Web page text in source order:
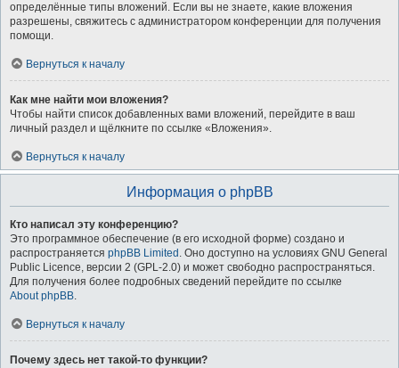
определённые типы вложений. Если вы не знаете, какие вложения
разрешены, свяжитесь с администратором конференции для получения
помощи.
Вернуться к началу
Как мне найти мои вложения?
Чтобы найти список добавленных вами вложений, перейдите в ваш
личный раздел и щёлкните по ссылке «Вложения».
Вернуться к началу
Информация о phpBB
Кто написал эту конференцию?
Это программное обеспечение (в его исходной форме) создано и
распространяется phpBB Limited . Оно доступно на условиях GNU General
Public Licence, версии 2 (GPL-2.0) и может свободно распространяться.
Для получения более подробных сведений перейдите по ссылке
About phpBB.
Вернуться к началу
Почему здесь нет такой-то функции?